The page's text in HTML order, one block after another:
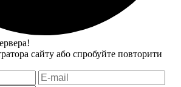
сайту або спробуйте повторити